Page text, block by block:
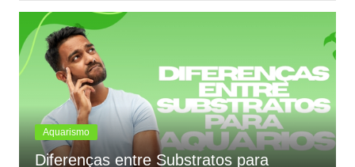
Aquarismo
Diferenças entre Substratos para